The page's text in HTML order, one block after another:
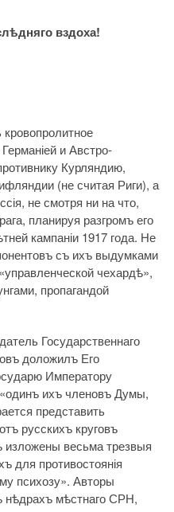
вздоха!
и Австро-
Курляндию,
(не считая Риги), а
не смотря ни на что,
планируя разгромъ его
кампаніи 1917 года. Не
съ ихъ выдумками
чехардѣ»,
пропагандой
Государственнаго
доложилъ Его
Императору
ихъ членовъ Думы,
представить
русскихъ круговъ
изложены весьма трезвыя
для противостоянія
психозу». Авторы
нѣдрахъ мѣстнаго СРН,